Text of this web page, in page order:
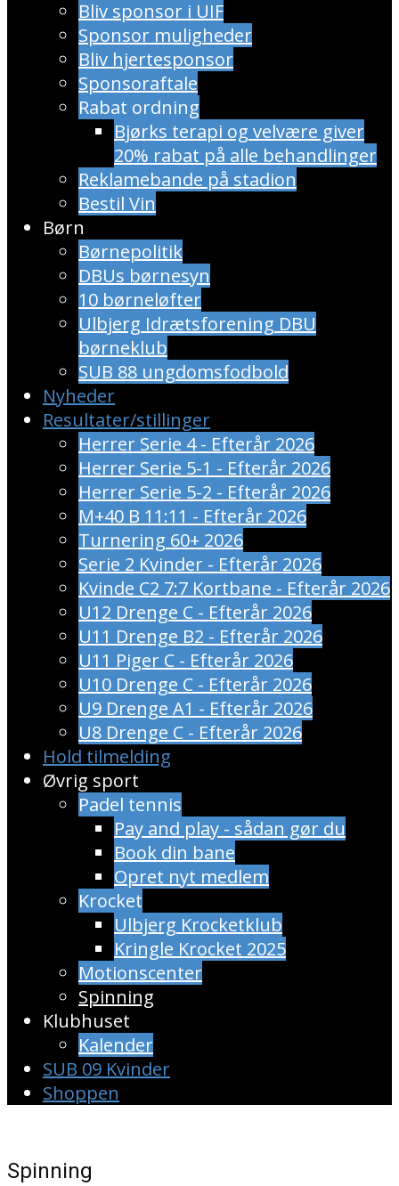
Bliv sponsor i UIF
Sponsor muligheder
Bliv hjertesponsor
Sponsoraftale
Rabat ordning
​Bjørks terapi og velvære giver
20% rabat på alle behandlinger
Reklamebande på stadion
Bestil Vin
Børn
Børnepolitik
DBUs børnesyn
10 børneløfter
Ulbjerg Idrætsforening DBU
børneklub
SUB 88 ungdomsfodbold
Nyheder
Resultater/stillinger
Herrer Serie 4 - Efterår 2026
Herrer Serie 5-1 - Efterår 2026
Herrer Serie 5-2 - Efterår 2026
M+40 B 11:11 - Efterår 2026
Turnering 60+ 2026
Serie 2 Kvinder - Efterår 2026
Kvinde C2 7:7 Kortbane - Efterår 2026
U12 Drenge C - Efterår 2026
U11 Drenge B2 - Efterår 2026
U11 Piger C - Efterår 2026
U10 Drenge C - Efterår 2026
U9 Drenge A1 - Efterår 2026
U8 Drenge C - Efterår 2026
Hold tilmelding
Øvrig sport
Padel tennis
Pay and play - sådan gør du
Book din bane
Opret nyt medlem
Krocket
Ulbjerg Krocketklub
Kringle Krocket 2025
Motionscenter
Spinning
Klubhuset
Kalender
SUB 09 Kvinder
Shoppen
Spinning